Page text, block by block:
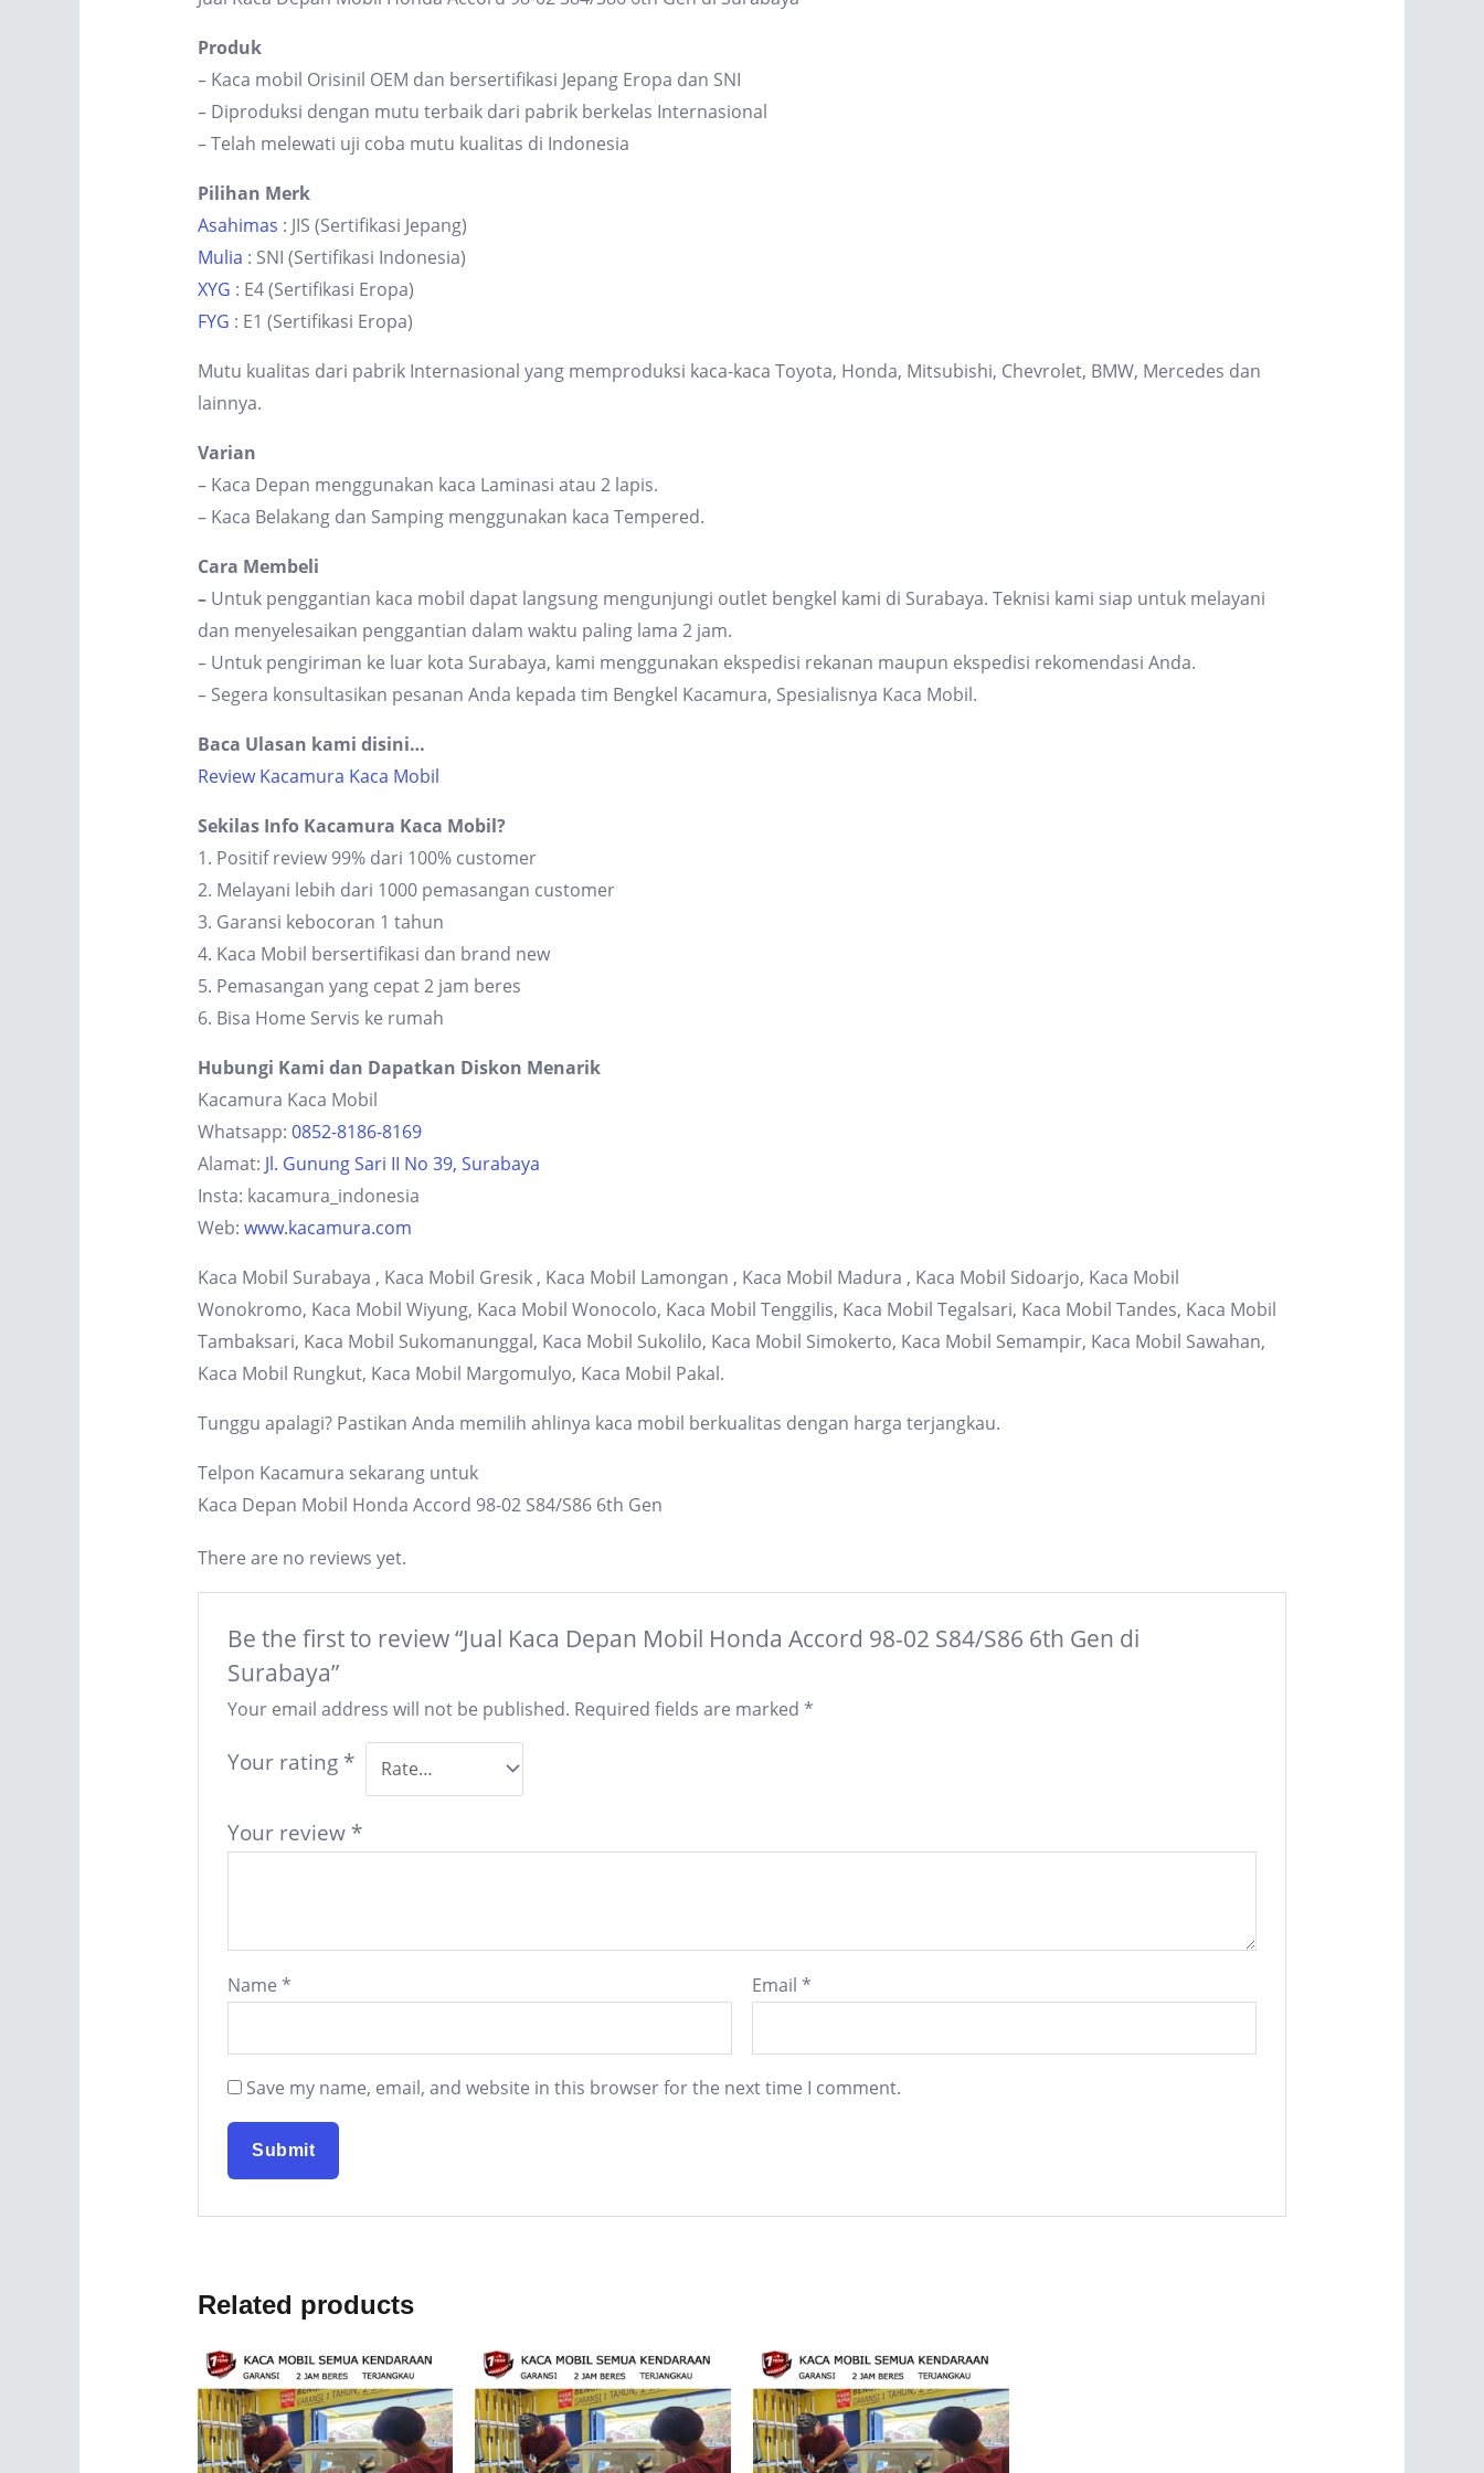
Produk
– Kaca mobil Orisinil OEM dan bersertifikasi Jepang Eropa dan SNI
– Diproduksi dengan mutu terbaik dari pabrik berkelas Internasional
– Telah melewati uji coba mutu kualitas di Indonesia
Pilihan Merk
Asahimas : JIS (Sertifikasi Jepang)
Mulia : SNI (Sertifikasi Indonesia)
XYG : E4 (Sertifikasi Eropa)
FYG : E1 (Sertifikasi Eropa)
Mutu kualitas dari pabrik Internasional yang memproduksi kaca-kaca Toyota, Honda, Mitsubishi, Chevrolet, BMW, Mercedes dan
lainnya.
Varian
– Kaca Depan menggunakan kaca Laminasi atau 2 lapis.
– Kaca Belakang dan Samping menggunakan kaca Tempered.
Cara Membeli
– Untuk penggantian kaca mobil dapat langsung mengunjungi outlet bengkel kami di Surabaya. Teknisi kami siap untuk melayani
dan menyelesaikan penggantian dalam waktu paling lama 2 jam.
– Untuk pengiriman ke luar kota Surabaya, kami menggunakan ekspedisi rekanan maupun ekspedisi rekomendasi Anda.
– Segera konsultasikan pesanan Anda kepada tim Bengkel Kacamura, Spesialisnya Kaca Mobil.
Baca Ulasan kami disini…
Review Kacamura Kaca Mobil
Sekilas Info Kacamura Kaca Mobil?
1. Positif review 99% dari 100% customer
2. Melayani lebih dari 1000 pemasangan customer
3. Garansi kebocoran 1 tahun
4. Kaca Mobil bersertifikasi dan brand new
5. Pemasangan yang cepat 2 jam beres
6. Bisa Home Servis ke rumah
Hubungi Kami dan Dapatkan Diskon Menarik
Kacamura Kaca Mobil
Whatsapp: 0852-8186-8169
Alamat: Jl. Gunung Sari II No 39, Surabaya
Insta: kacamura_indonesia
Web: www.kacamura.com
Kaca Mobil Surabaya , Kaca Mobil Gresik , Kaca Mobil Lamongan , Kaca Mobil Madura , Kaca Mobil Sidoarjo, Kaca Mobil
Wonokromo, Kaca Mobil Wiyung, Kaca Mobil Wonocolo, Kaca Mobil Tenggilis, Kaca Mobil Tegalsari, Kaca Mobil Tandes, Kaca Mobil
Tambaksari, Kaca Mobil Sukomanunggal, Kaca Mobil Sukolilo, Kaca Mobil Simokerto, Kaca Mobil Semampir, Kaca Mobil Sawahan,
Kaca Mobil Rungkut, Kaca Mobil Margomulyo, Kaca Mobil Pakal.
Tunggu apalagi? Pastikan Anda memilih ahlinya kaca mobil berkualitas dengan harga terjangkau.
Telpon Kacamura sekarang untuk
Kaca Depan Mobil Honda Accord 98-02 S84/S86 6th Gen
There are no reviews yet.
Be the first to review “Jual Kaca Depan Mobil Honda Accord 98-02 S84/S86 6th Gen di
Surabaya”
Your email address will not be published. Required fields are marked *
Your rating *
Your review *
Name * Email *
Save my name, email, and website in this browser for the next time I comment.
Related products